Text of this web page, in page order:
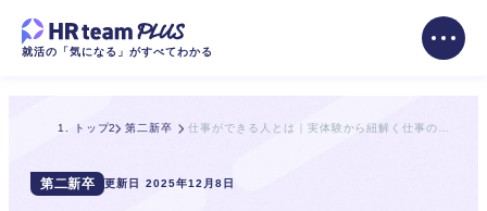
就活の「気になる」がすべてわかる
トップ 第二新卒
第二新卒 更新日 2025年12月8日